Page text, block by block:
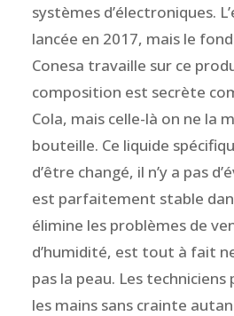
systèmes d’électroniques.
lancée en 2017, mais le
Conesa travaille sur ce
composition est secrète
Cola, mais celle-là on ne la
bouteille. Ce liquide
d’être changé, il n’y a pas
est parfaitement stable
élimine les problèmes de
d’humidité, est tout à fait
pas la peau. Les
les mains sans crainte